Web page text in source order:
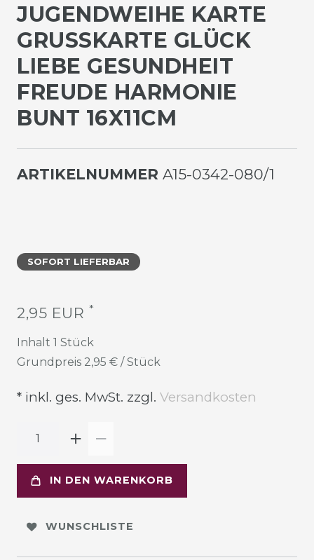
JUGENDWEIHE KARTE
GRUSSKARTE GLÜCK L
IEBE GESUNDHEIT F
REUDE HARMONIE B
UNT 16X11CM
ARTIKELNUMMER A15-0342-080/1
SOFORT LIEFERBAR
2,95 EUR *
Inhalt 1 Stück
Grundpreis 2,95 € / Stück
* inkl. ges. MwSt. zzgl. Versandkosten
IN DEN WARENKORB
WUNSCHLISTE